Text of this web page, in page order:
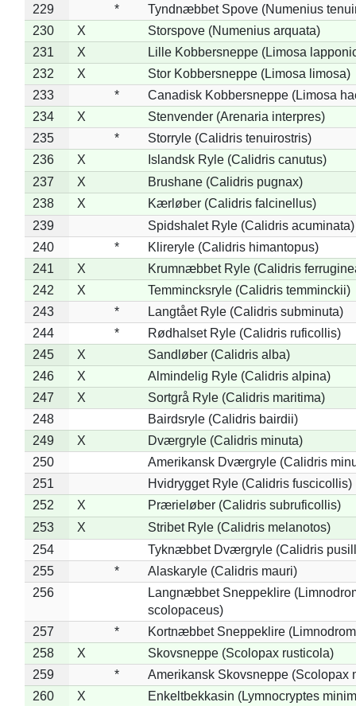
229 *
Tyndnæbbet Spove (Numenius
230
X
Storspove (Numenius arquata)
231
X
Lille Kobbersneppe (Limosa
232
X
Stor Kobbersneppe (Limosa limosa)
233
*
Canadisk Kobbersneppe (Limosa
234
X
Stenvender (Arenaria interpres)
235
*
Storryle (Calidris tenuirostris)
236
X
Islandsk Ryle (Calidris canutus)
237
X
Brushane (Calidris pugnax)
238
X
Kærløber (Calidris falcinellus)
239
Spidshalet Ryle (Calidris acuminata)
240
*
Klireryle (Calidris himantopus)
241
X
Krumnæbbet Ryle (Calidris
242
X
Temmincksryle (Calidris temminckii)
243
*
Langtået Ryle (Calidris subminuta)
244
*
Rødhalset Ryle (Calidris ruficollis)
245
X
Sandløber (Calidris alba)
246
X
Almindelig Ryle (Calidris alpina)
247
X
Sortgrå Ryle (Calidris maritima)
248
Bairdsryle (Calidris bairdii)
249
X
Dværgryle (Calidris minuta)
250
Amerikansk Dværgryle (Calidris
251
Hvidrygget Ryle (Calidris fuscicollis)
252
X
Prærieløber (Calidris subruficollis)
253
X
Stribet Ryle (Calidris melanotos)
254
Tyknæbbet Dværgryle (Calidris
255
*
Alaskaryle (Calidris mauri)
256
Langnæbbet Sneppeklire
scolopaceus)
257
*
Kortnæbbet Sneppeklire
258
X
Skovsneppe (Scolopax rusticola)
259
*
Amerikansk Skovsneppe (Scolopax
260
X
Enkeltbekkasin (Lymnocryptes